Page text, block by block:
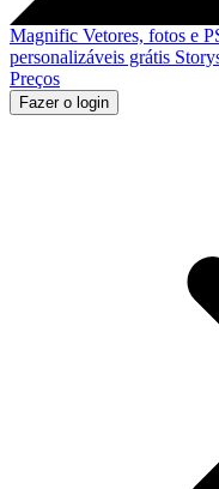
Magnific Vetores, fotos e
personalizáveis grátis
Preços
Fazer o login